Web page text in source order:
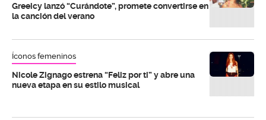
Greeicy lanzó “Curándote”, promete convertirse en
la canción del verano
Íconos femeninos
Nicole Zignago estrena “Feliz por ti” y abre una
nueva etapa en su estilo musical